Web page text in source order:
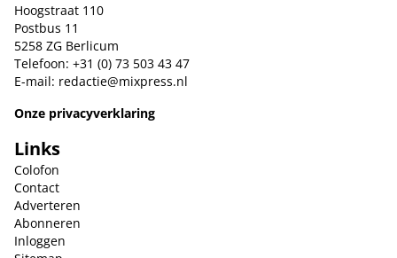
Hoogstraat 110
Postbus 11
5258 ZG Berlicum
Telefoon: +31 (0) 73 503 43 47
E-mail: redactie@mixpress.nl
Onze privacyverklaring
Links
Colofon
Contact
Adverteren
Abonneren
Inloggen